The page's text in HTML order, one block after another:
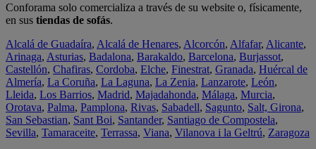
Conforama solo comercializa a través de su website o, físicamente,
en sus tiendas de sofás.
Alcalá de Guadaíra, Alcalá de Henares, Alcorcón, Alfafar, Alicante,
Arinaga, Asturias, Badalona, Barakaldo, Barcelona, Burjassot,
Castellón, Chafiras, Cordoba, Elche, Finestrat, Granada, Huércal de
Almería, La Coruña, La Laguna, La Zenia, Lanzarote, León,
Lleida, Los Barrios, Madrid, Majadahonda, Málaga, Murcia,
Orotava, Palma, Pamplona, Rivas, Sabadell, Sagunto, Salt, Girona,
San Sebastian, Sant Boi, Santander, Santiago de Compostela,
Sevilla, Tamaraceite, Terrassa, Viana, Vilanova i la Geltrú, Zaragoza